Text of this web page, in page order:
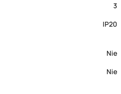
3
IP20
Nie
Nie